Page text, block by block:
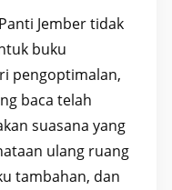
Jember tidak
buku
pengoptimalan,
baca telah
suasana yang
ulang ruang
tambahan, dan